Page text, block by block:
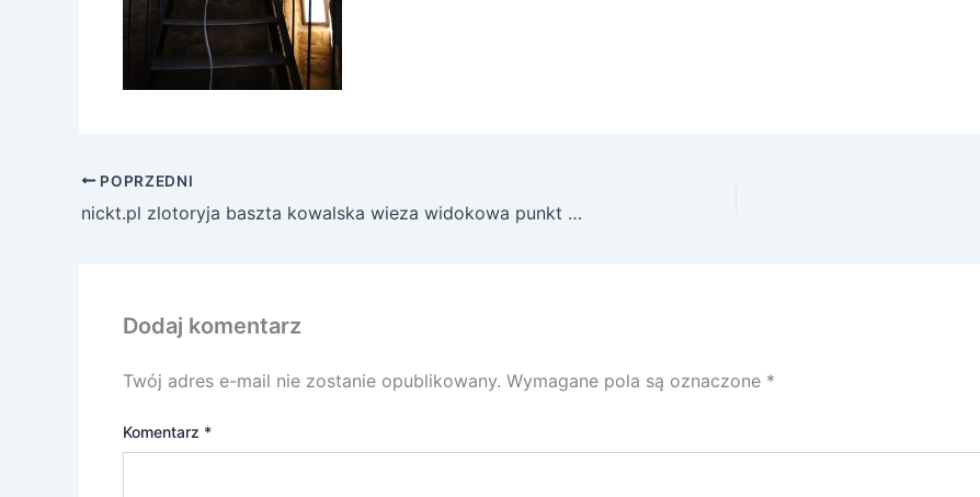
POPRZEDNI
nickt.pl zlotoryja baszta kowalska wieza widokowa punkt widokowy 015
Dodaj komentarz
Twój adres e-mail nie zostanie opublikowany. Wymagane pola są oznaczone *
Komentarz *